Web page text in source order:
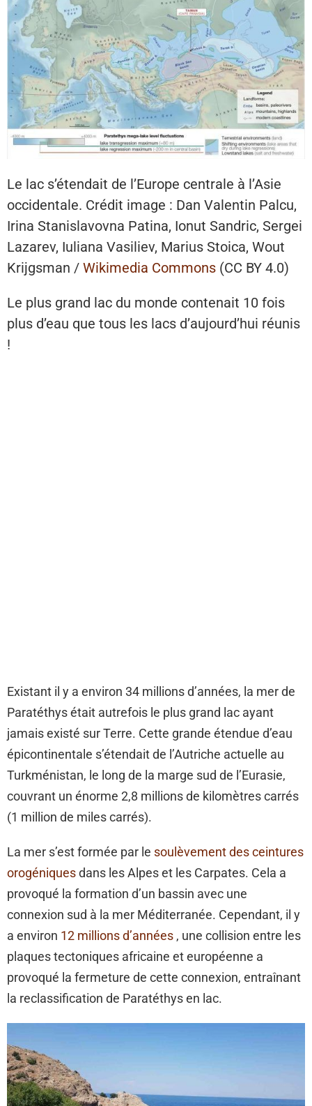
Le lac s’étendait de l’Europe centrale à l’Asie
occidentale. Crédit image : Dan Valentin Palcu,
Irina Stanislavovna Patina, Ionut Sandric, Sergei
Lazarev, Iuliana Vasiliev, Marius Stoica, Wout
Krijgsman / Wikimedia Commons (CC BY 4.0)
Le plus grand lac du monde contenait 10 fois
plus d’eau que tous les lacs d’aujourd’hui réunis
!
Existant il y a environ 34 millions d’années, la mer de
Paratéthys était autrefois le plus grand lac ayant
jamais existé sur Terre. Cette grande étendue d’eau
épicontinentale s’étendait de l’Autriche actuelle au
Turkménistan, le long de la marge sud de l’Eurasie,
couvrant un énorme 2,8 millions de kilomètres carrés
(1 million de miles carrés).
La mer s’est formée par le soulèvement des ceintures
orogéniquesdans les Alpes et les Carpates. Cela a
provoqué la formation d’un bassin avec une
connexion sud à la mer Méditerranée. Cependant, il y
a environ 12 millions d’années , une collision entre les
plaques tectoniques africaine et européenne a
provoqué la fermeture de cette connexion, entraînant
la reclassification de Paratéthys en lac.